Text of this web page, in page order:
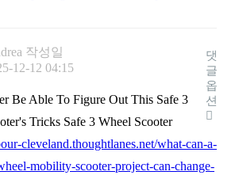
작성일
12-12 04:15
Be Able To Figure Out This Safe 3
Tricks Safe 3 Wheel Scooter
cleveland.thoughtlanes.net/what-can-a-
mobility-scooter-project-can-change-
댓
글
옵
션